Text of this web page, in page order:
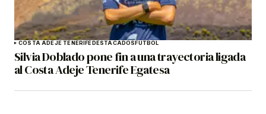
COSTA ADEJE TENERIFEDESTACADOSFÚTBOL
Silvia Doblado pone fin a una trayectoria ligada
al Costa Adeje Tenerife Egatesa